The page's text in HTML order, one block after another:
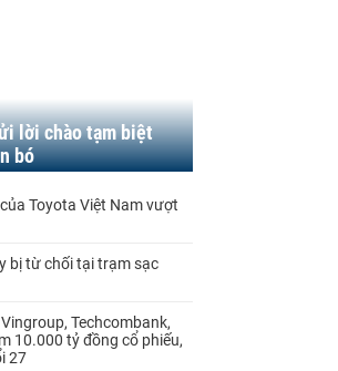
lời chào tạm biệt
bó
Toyota Việt Nam vượt
bị từ chối tại trạm sạc
Techcombank,
10.000 tỷ đồng cổ phiếu,
27